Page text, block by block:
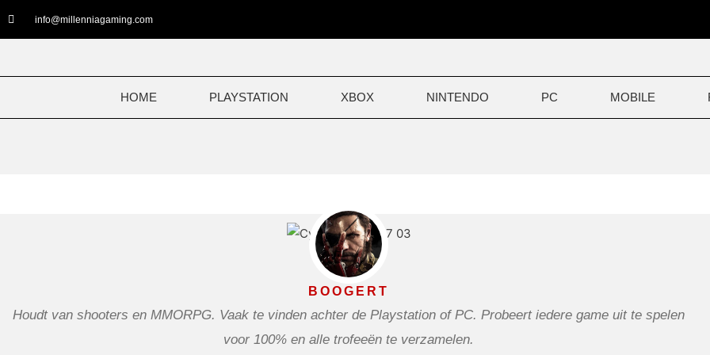
inhoud
info@millenniagaming.com
HOME PLAYSTATION XBOX NINTENDO PC MOBILE
BOOGERT
Houdt van shooters en MMORPG. Vaak te vinden achter de Playstation of PC. Probeert iedere game uit te spelen
voor 100% en alle trofeeën te verzamelen.